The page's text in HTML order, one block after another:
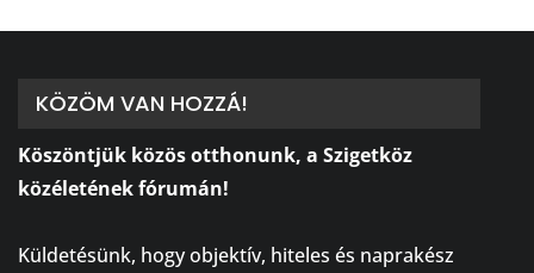
KÖZÖM VAN HOZZÁ!
Köszöntjük közös otthonunk, a Szigetköz
közéletének fórumán!
Küldetésünk, hogy objektív, hiteles és naprakész